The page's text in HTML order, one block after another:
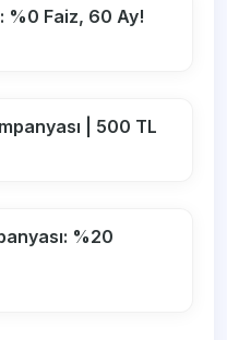
%0 Faiz, 60 Ay!
| 500 TL
%20